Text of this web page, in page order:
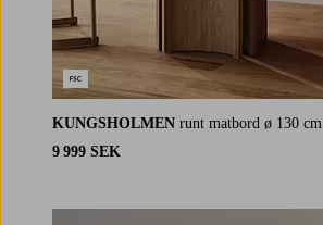
KUNGSHOLMEN runt matbord ø 130 cm
9 999 SEK